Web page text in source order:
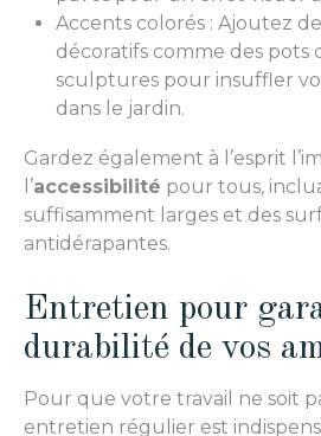
Accents colorés : Ajoutez
décoratifs comme des pots
sculptures pour insuffler
dans le jardin.
Gardez également à l’esprit
l’accessibilité pour tous,
suffisamment larges et des
antidérapantes.
Entretien pour
durabilité de vos
Pour que votre travail ne soit
entretien régulier est